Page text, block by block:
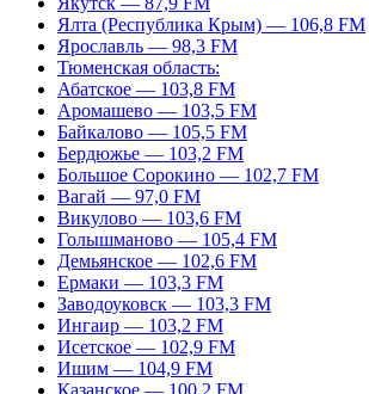
Ялта (Республика Крым) — 106,8 FM
Ярославль — 98,3 FM
Тюменская область:
Абатское — 103,8 FM
Аромашево — 103,5 FM
Байкалово — 105,5 FM
Бердюжье — 103,2 FM
Большое Сорокино — 102,7 FM
Вагай — 97,0 FM
Викулово — 103,6 FM
Голышманово — 105,4 FM
Демьянское — 102,6 FM
Ермаки — 103,3 FM
Заводоуковск — 103,3 FM
Ингаир — 103,2 FM
Исетское — 102,9 FM
Ишим — 104,9 FM
Казанское — 100,2 FM